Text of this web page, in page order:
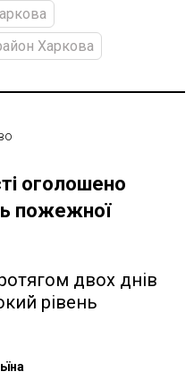
Харкова
оголошено
пожежної
двох днів
рівень